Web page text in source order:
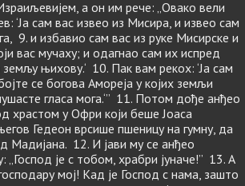
а он им рече: „Овако вели
‘Ја сам вас извео из Мисира, и извео сам
9. и избавио сам вас из руке Мисирске и
вас мучаху; и одагнао сам их испред
њихову.‘ 10. Пак вам рекох: ‘Ја сам
се богова Амореја у којих земљи
гласа мога.‘” 11. Потом дође анђео
храстом у Офри који беше Јоаса
Гедеон врсише пшеницу на гумну, да
Мадијана. 12. И јави му се анђео
„Господ је с тобом, храбри јуначе!” 13. А
мој! Кад је Господ с нама, зашто